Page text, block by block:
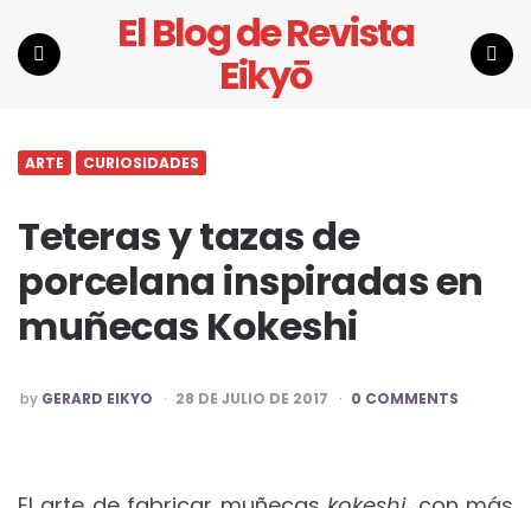
El Blog de Revista
Eikyō
ARTE CURIOSIDADES
Teteras y tazas de
porcelana inspiradas en
muñecas Kokeshi
POSTED
BY
by GERARD EIKYO 28 DE JULIO DE 2017 0 COMMENTS